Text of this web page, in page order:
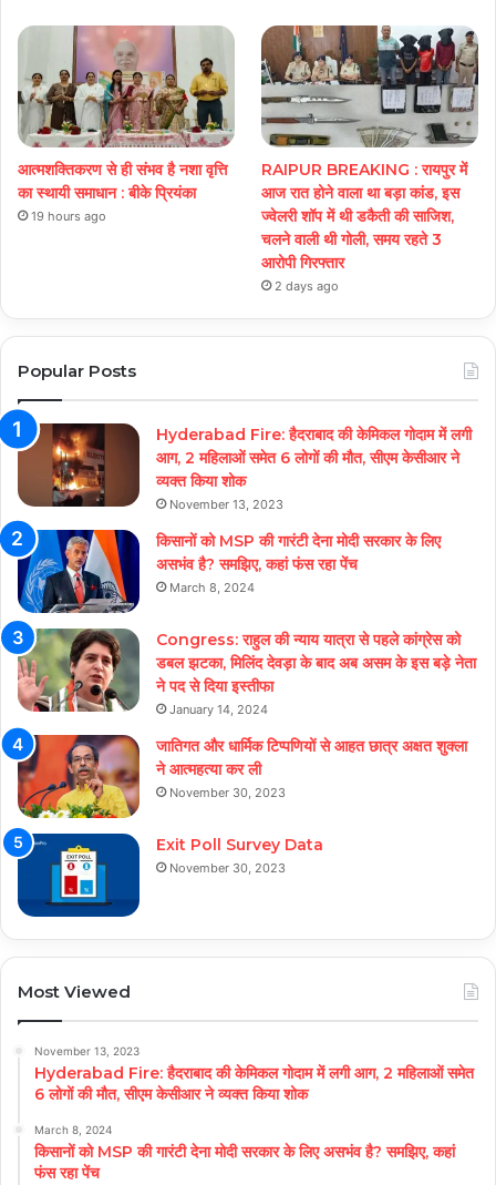
आत्मशक्तिकरण से ही संभव है नशा वृत्ति
का स्थायी समाधान : बीके प्रियंका
19 hours ago
RAIPUR BREAKING : रायपुर में
आज रात होने वाला था बड़ा कांड, इस
ज्वेलरी शॉप में थी डकैती की साजिश,
चलने वाली थी गोली, समय रहते 3
आरोपी गिरफ्तार
2 days ago
Popular Posts
Hyderabad Fire: हैदराबाद की केमिकल गोदाम में लगी
आग, 2 महिलाओं समेत 6 लोगों की मौत, सीएम केसीआर ने
व्यक्त किया शोक
November 13, 2023
किसानों को MSP की गारंटी देना मोदी सरकार के लिए
असभंव है? समझिए, कहां फंस रहा पेंच
March 8, 2024
Congress: राहुल की न्याय यात्रा से पहले कांग्रेस को
डबल झटका, मिलिंद देवड़ा के बाद अब असम के इस बड़े नेता
ने पद से दिया इस्तीफा
January 14, 2024
जातिगत और धार्मिक टिप्पणियों से आहत छात्र अक्षत शुक्ला
ने आत्महत्या कर ली
November 30, 2023
Exit Poll Survey Data
November 30, 2023
Most Viewed
November 13, 2023
Hyderabad Fire: हैदराबाद की केमिकल गोदाम में लगी आग, 2 महिलाओं समेत
6 लोगों की मौत, सीएम केसीआर ने व्यक्त किया शोक
March 8, 2024
किसानों को MSP की गारंटी देना मोदी सरकार के लिए असभंव है? समझिए, कहां
फंस रहा पेंच